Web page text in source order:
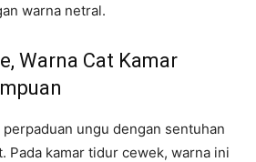
warna netral.
Warna Cat Kamar
ungu dengan sentuhan
Pada kamar tidur cewek, warna ini